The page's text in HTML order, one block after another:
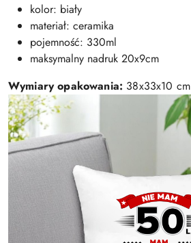
kolor: biały
materiał: ceramika
pojemność: 330ml
maksymalny nadruk 20x9cm
Wymiary opakowania: 38x33x10 cm